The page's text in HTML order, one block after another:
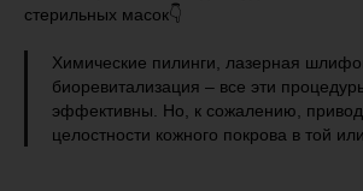
стерильных масок👇
Химические пилинги, лазерная
биоревитализация – все эти
эффективны. Но, к сожалению,
целостности кожного покрова в той